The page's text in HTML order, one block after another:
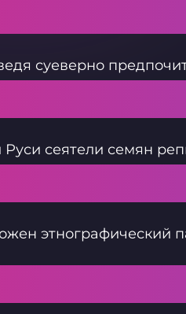
суеверно
сеятели семян
этнографический